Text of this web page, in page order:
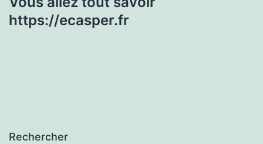
https://ecasper.fr
Rechercher